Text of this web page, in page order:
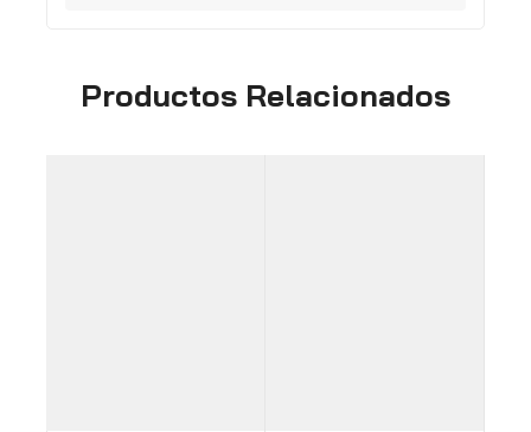
Productos Relacionados